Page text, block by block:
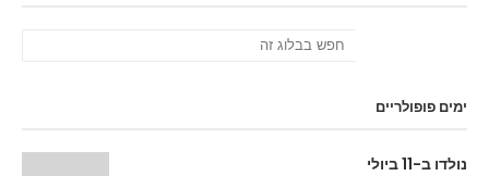
ימים פופולריים
נולדו ב-11 ביולי